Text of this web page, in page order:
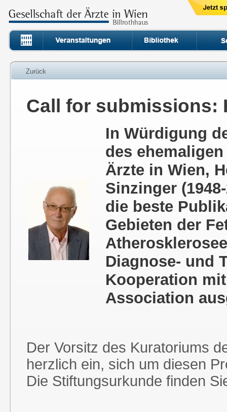
Zurück
Call for submissions:
In Würdigung
des
Ärzte in Wien,
Sinzinger
die beste
Gebieten der
Diagnose- und
Kooperation
Association
Der Vorsitz des Kuratoriums
herzlich ein, sich um diesen
Die Stiftungsurkunde finden